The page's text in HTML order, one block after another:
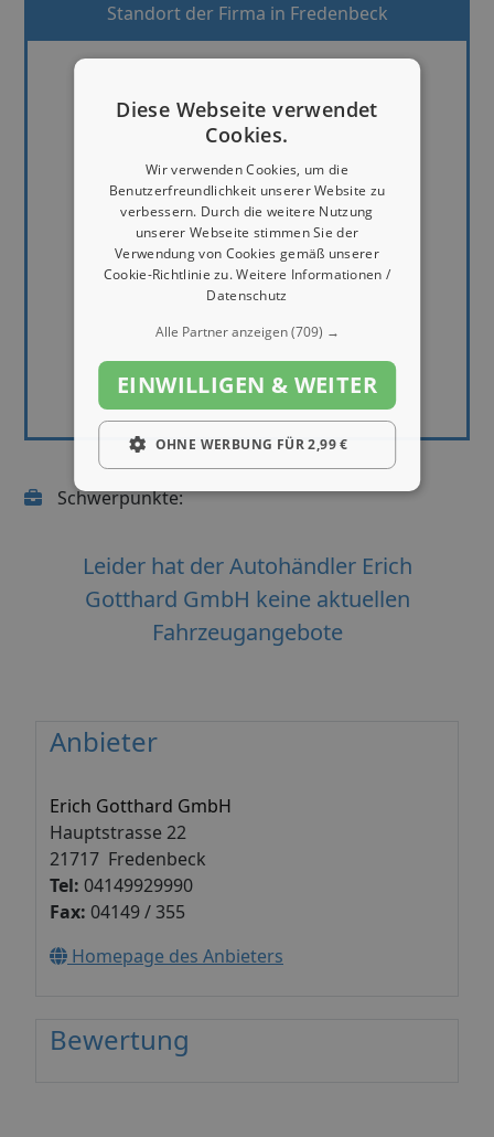
Standort der Firma in Fredenbeck
Schwerpunkte:
Leider hat der Autohändler Erich
Gotthard GmbH keine aktuellen
Fahrzeugangebote
Anbieter
Erich Gotthard GmbH
Hauptstrasse 22
21717 Fredenbeck
Tel: 04149929990
Fax: 04149 / 355
Homepage des Anbieters
Bewertung
Diese Webseite verwendet
Cookies.
Wir verwenden Cookies, um die
Benutzerfreundlichkeit unserer Website zu
verbessern. Durch die weitere Nutzung
unserer Webseite stimmen Sie der
Verwendung von Cookies gemäß unserer
Cookie-Richtlinie zu.Weitere Informationen /
Datenschutz
Alle Partner anzeigen(709) →
EINWILLIGEN & WEITER
OHNE WERBUNG FÜR 2,99 €